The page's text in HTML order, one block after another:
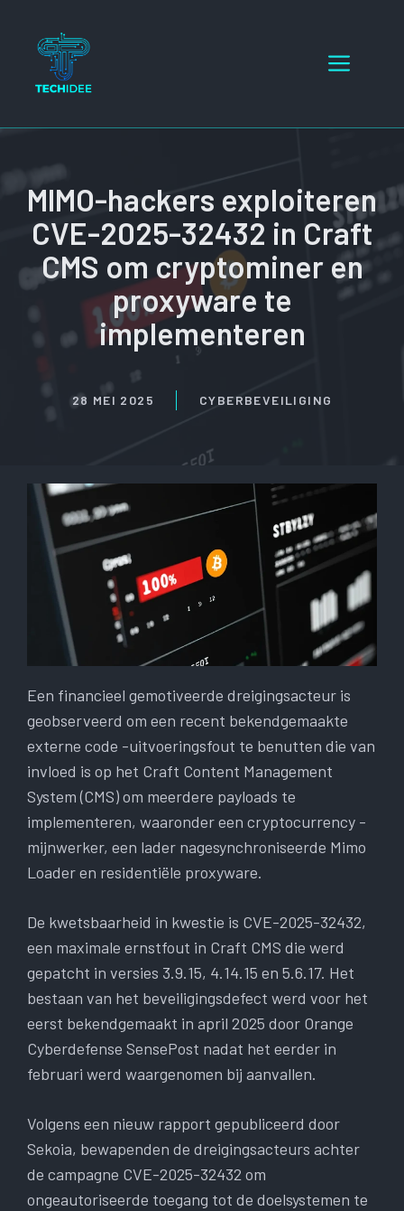
inhoud
Menu
MIMO-hackers exploiteren
CVE-2025-32432 in Craft
CMS om cryptominer en
proxyware te
implementeren
28 MEI 2025 CYBERBEVEILIGING
Een financieel gemotiveerde dreigingsacteur is
geobserveerd om een ​​recent bekendgemaakte
externe code -uitvoeringsfout te benutten die van
invloed is op het Craft Content Management
System (CMS) om meerdere payloads te
implementeren, waaronder een cryptocurrency -
mijnwerker, een lader nagesynchroniseerde Mimo
Loader en residentiële proxyware.
De kwetsbaarheid in kwestie is CVE-2025-32432,
een maximale ernstfout in Craft CMS die werd
gepatcht in versies 3.9.15, 4.14.15 en 5.6.17. Het
bestaan ​​van het beveiligingsdefect werd voor het
eerst bekendgemaakt in april 2025 door Orange
Cyberdefense SensePost nadat het eerder in
februari werd waargenomen bij aanvallen.
Volgens een nieuw rapport gepubliceerd door
Sekoia, bewapenden de dreigingsacteurs achter
de campagne CVE-2025-32432 om
ongeautoriseerde toegang tot de doelsystemen te